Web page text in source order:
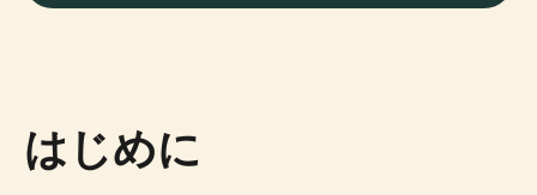
はじめに